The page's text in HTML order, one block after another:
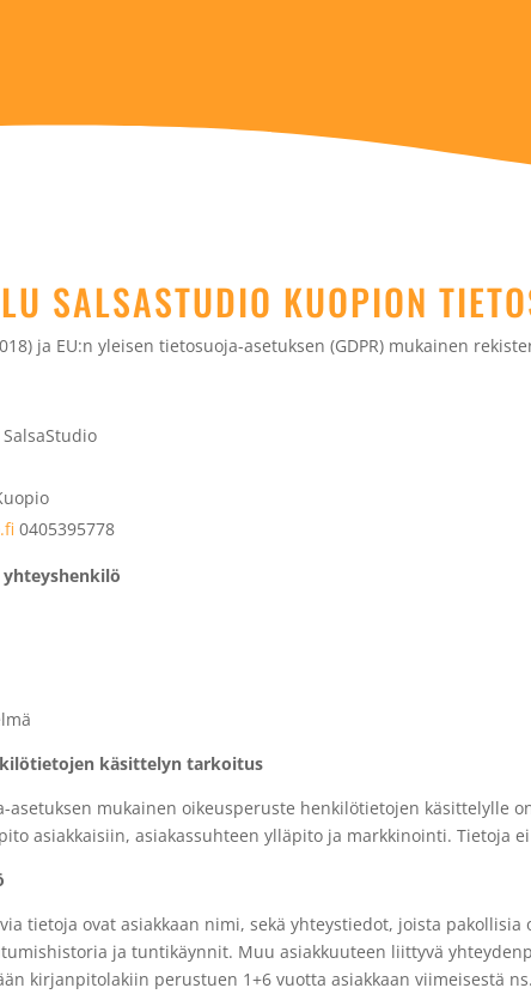
SALSASTUDIO KUOPION
ja EU:n yleisen tietosuoja-asetuksen (GDPR) mukainen
0405395778
yhteyshenkilö
käsittelyn tarkoitus
asetuksen mukainen oikeusperuste henkilötietojen käsittelylle
asiakkaisiin, asiakassuhteen ylläpito ja markkinointi. Tietoja
tietoja ovat asiakkaan nimi, sekä yhteystiedot, joista
ja tuntikäynnit. Muu asiakkuuteen liittyvä
kirjanpitolakiin perustuen 1+6 vuotta asiakkaan viimeisestä